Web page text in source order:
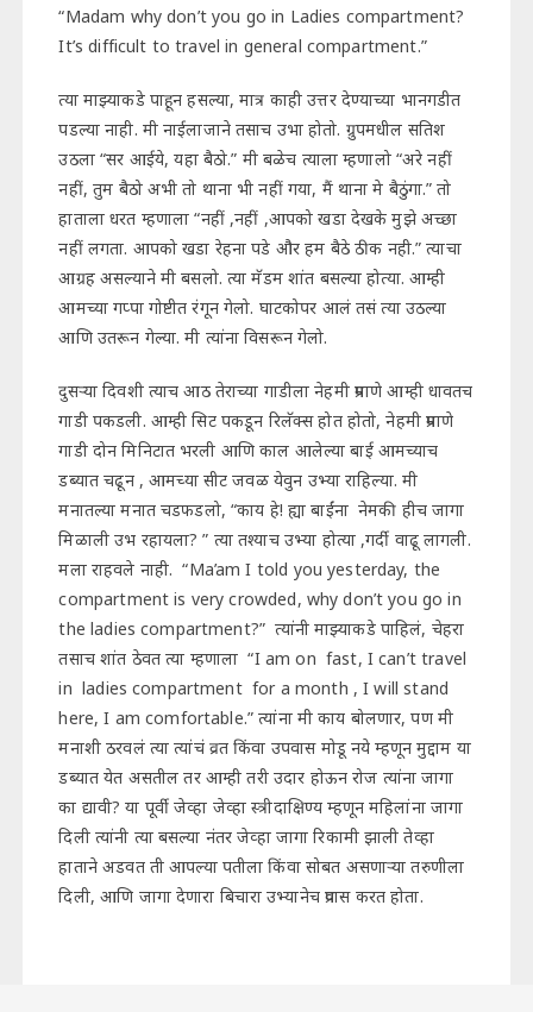
“Madam why don’t you go in Ladies compartment?
It’s difficult to travel in general compartment.”
त्या माझ्याकडे पाहून हसल्या, मात्र काही उत्तर देण्याच्या भानगडीत
पडल्या नाही. मी नाईलाजाने तसाच उभा होतो. ग्रुपमधील सतिश
उठला “सर आईये, यहा बैठो.” मी बळेच त्याला म्हणालो “अरे नहीं
नहीं, तुम बैठो अभी तो थाना भी नहीं गया, मैं थाना मे बैठुंगा.” तो
हाताला धरत म्हणाला “नहीं ,नहीं ,आपको खडा देखके मुझे अच्छा
नहीं लगता. आपको खडा रेहना पडे और हम बैठे ठीक नही.” त्याचा
आग्रह असल्याने मी बसलो. त्या मॅडम शांत बसल्या होत्या. आम्ही
आमच्या गप्पा गोष्टीत रंगून गेलो. घाटकोपर आलं तसं त्या उठल्या
आणि उतरून गेल्या. मी त्यांना विसरून गेलो.
दुसऱ्या दिवशी त्याच आठ तेराच्या गाडीला नेहमी प्रमाणे आम्ही धावतच
गाडी पकडली. आम्ही सिट पकडून रिलॅक्स होत होतो, नेहमी प्रमाणे
गाडी दोन मिनिटात भरली आणि काल आलेल्या बाई आमच्याच
डब्यात चढून , आमच्या सीट जवळ येवुन उभ्या राहिल्या. मी
मनातल्या मनात चडफडलो, “काय हे! ह्या बाईंना नेमकी हीच जागा
मिळाली उभ रहायला? ” त्या तश्याच उभ्या होत्या ,गर्दी वाढू लागली.
मला राहवले नाही. “Ma’am I told you yesterday, the
compartment is very crowded, why don’t you go in
the ladies compartment?” त्यांनी माझ्याकडे पाहिलं, चेहरा
तसाच शांत ठेवत त्या म्हणाला “I am on fast, I can’t travel
in ladies compartment for a month , I will stand
here, I am comfortable.” त्यांना मी काय बोलणार, पण मी
मनाशी ठरवलं त्या त्यांचं व्रत किंवा उपवास मोडू नये म्हणून मुद्दाम या
डब्यात येत असतील तर आम्ही तरी उदार होऊन रोज त्यांना जागा
का द्यावी? या पूर्वी जेव्हा जेव्हा स्त्रीदाक्षिण्य म्हणून महिलांना जागा
दिली त्यांनी त्या बसल्या नंतर जेव्हा जागा रिकामी झाली तेव्हा
हाताने अडवत ती आपल्या पतीला किंवा सोबत असणाऱ्या तरुणीला
दिली, आणि जागा देणारा बिचारा उभ्यानेच प्रवास करत होता.